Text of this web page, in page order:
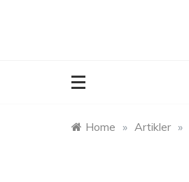
Home » Artikler »